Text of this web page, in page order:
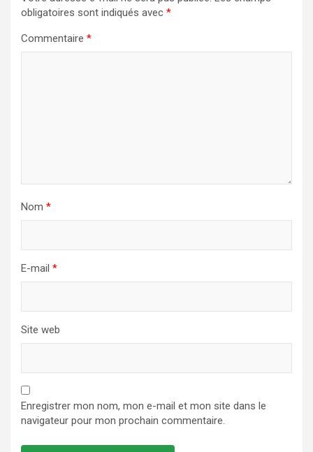
obligatoires sont indiqués avec *
Commentaire *
Nom *
E-mail *
Site web
Enregistrer mon nom, mon e-mail et mon site dans le
navigateur pour mon prochain commentaire.